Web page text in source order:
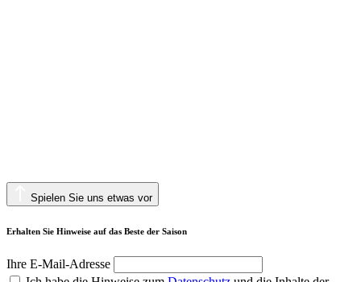
Spielen Sie uns etwas vor
Erhalten Sie Hinweise auf das Beste der Saison
Ihre E-Mail-Adresse